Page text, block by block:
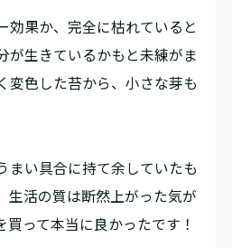
果か、完全に枯れていると
が生きているかもと未練がま
変色した苔から、小さな芽も
い具合に持て余していたも
生活の質は断然上がった気が
買って本当に良かったです！